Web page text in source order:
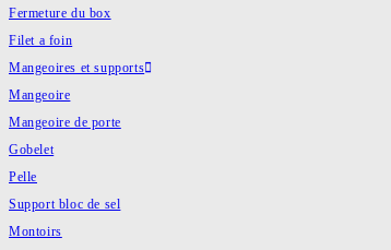
Fermeture du box
Filet a foin
Mangeoires et supports
Mangeoire
Mangeoire de porte
Gobelet
Pelle
Support bloc de sel
Montoirs